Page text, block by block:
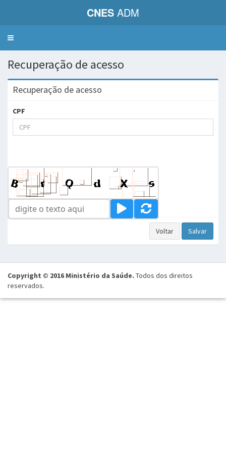
CNES ADM
Toggle
Recuperação de acesso
Recuperação de acesso
CPF
Voltar Salvar
Copyright © 2016 Ministério da Saúde. Todos dos direitos
reservados.